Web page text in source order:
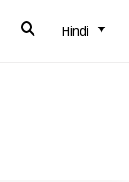
Hindi